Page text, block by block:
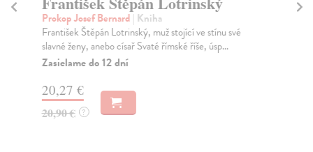
Prokop Josef Bernard | Kniha
František Štěpán Lotrinský, muž stojící ve stínu své
slavné ženy, anebo císař Svaté římské říše, úsp...
Zasielame do 12 dní
20,27 €
20,90 € ?